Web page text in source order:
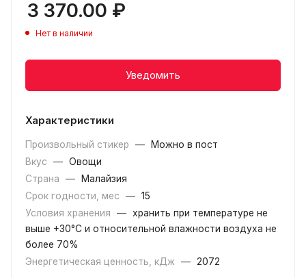
3 370.00 ₽
Нет в наличии
Уведомить
Характеристики
Произвольный стикер —
Можно в пост
Вкус
— Овощи
Страна
—
Малайзия
Срок годности, мес
— 15
Условия хранения
— хранить при температуре не
выше +30°C и относительной влажности воздуха не
более 70%
Энергетическая ценность, кДж
— 2072